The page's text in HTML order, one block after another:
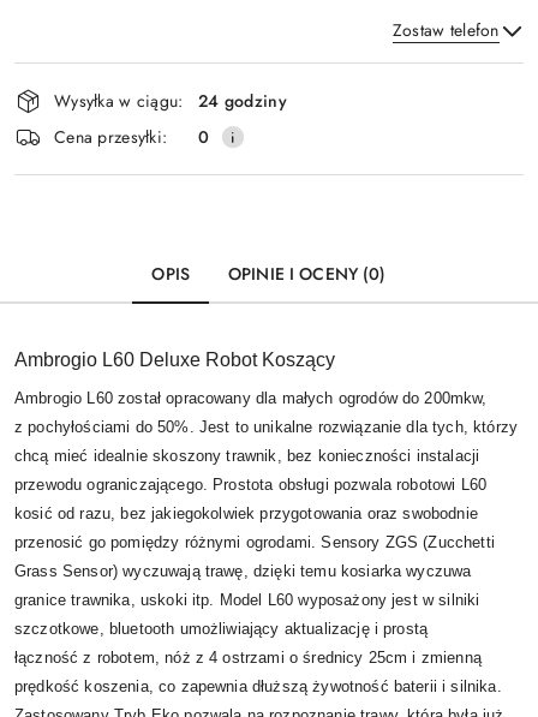
Zostaw telefon
Wyślij
Dostępność
i
dostawa
Wysyłka w ciągu:
24 godziny
Cena przesyłki:
0
OPIS OPINIE I OCENY (0)
Ambrogio L60 Deluxe Robot Koszący
Ambrogio L60 został opracowany dla małych ogrodów do 200mkw,
z pochyłościami do 50%. Jest to unikalne rozwiązanie dla tych, którzy
chcą mieć idealnie skoszony trawnik, bez konieczności instalacji
przewodu ograniczającego. Prostota obsługi pozwala robotowi L60
kosić od razu, bez jakiegokolwiek przygotowania oraz swobodnie
przenosić go pomiędzy różnymi ogrodami. Sensory ZGS (Zucchetti
Grass Sensor) wyczuwają trawę, dzięki temu kosiarka wyczuwa
granice trawnika, uskoki itp. Model L60 wyposażony jest w silniki
szczotkowe, bluetooth umożliwiający aktualizację i prostą
łączność z robotem, nóż z 4 ostrzami o średnicy 25cm i zmienną
prędkość koszenia, co zapewnia dłuższą żywotność baterii i silnika.